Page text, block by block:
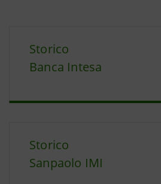
Storico
Banca Intesa
Storico
Sanpaolo IMI